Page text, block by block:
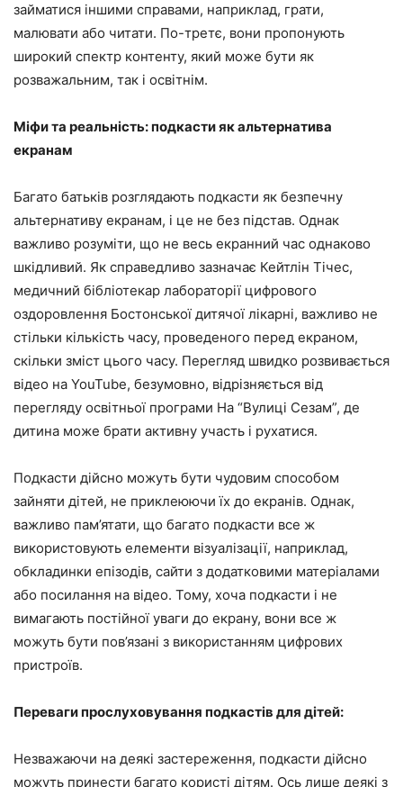
займатися іншими справами, наприклад, грати,
малювати або читати. По-третє, вони пропонують
широкий спектр контенту, який може бути як
розважальним, так і освітнім.
Міфи та реальність: подкасти як альтернатива
екранам
Багато батьків розглядають подкасти як безпечну
альтернативу екранам, і це не без підстав. Однак
важливо розуміти, що не весь екранний час однаково
шкідливий. Як справедливо зазначає Кейтлін Тічес,
медичний бібліотекар лабораторії цифрового
оздоровлення Бостонської дитячої лікарні, важливо не
стільки кількість часу, проведеного перед екраном,
скільки зміст цього часу. Перегляд швидко розвивається
відео на YouTube, безумовно, відрізняється від
перегляду освітньої програми На “Вулиці Сезам”, де
дитина може брати активну участь і рухатися.
Подкасти дійсно можуть бути чудовим способом
зайняти дітей, не приклеюючи їх до екранів. Однак,
важливо пам’ятати, що багато подкасти все ж
використовують елементи візуалізації, наприклад,
обкладинки епізодів, сайти з додатковими матеріалами
або посилання на відео. Тому, хоча подкасти і не
вимагають постійної уваги до екрану, вони все ж
можуть бути пов’язані з використанням цифрових
пристроїв.
Переваги прослуховування подкастів для дітей:
Незважаючи на деякі застереження, подкасти дійсно
можуть принести багато користі дітям. Ось лише деякі з